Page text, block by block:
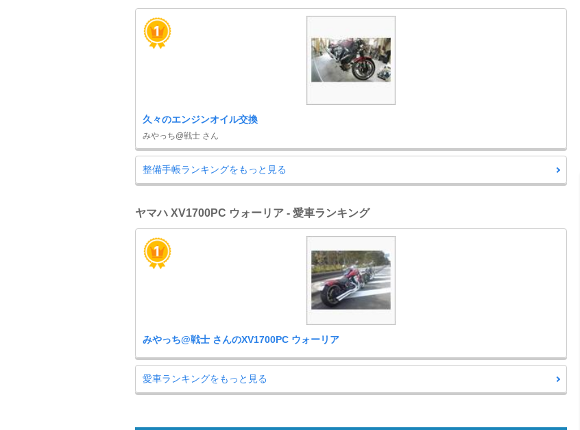
久々のエンジンオイル交換
みやっち@戦士 さん
整備手帳ランキングをもっと見る
ヤマハ XV1700PC ウォーリア - 愛車ランキング
みやっち@戦士 さんのXV1700PC ウォーリア
愛車ランキングをもっと見る